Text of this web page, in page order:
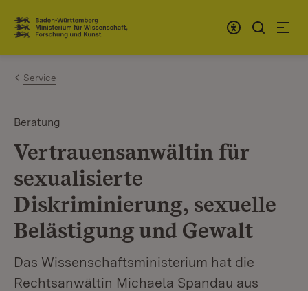
Zum Inhalt springen
Link zur Startseite
Service
Beratung
Vertrauensanwältin für
sexualisierte
Diskriminierung, sexuelle
Belästigung und Gewalt
Das Wissenschaftsministerium hat die
Rechtsanwältin Michaela Spandau aus